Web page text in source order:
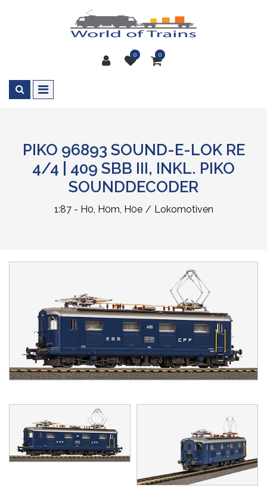
0 0
PIKO 96893 SOUND-E-LOK RE
4/4 | 409 SBB III, INKL. PIKO
SOUNDDECODER
1:87 - H0, H0m, H0e Lokomotiven